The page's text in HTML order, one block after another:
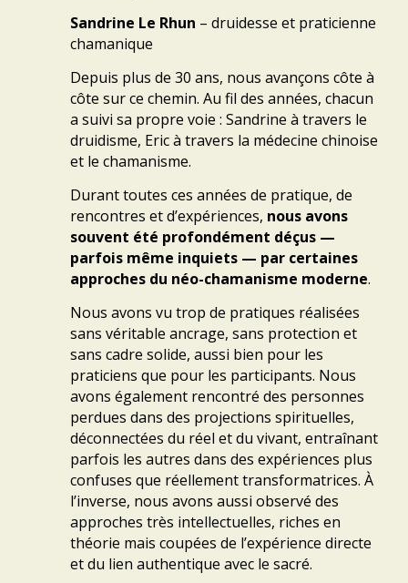
Sandrine Le Rhun – druidesse et praticienne
chamanique
Depuis plus de 30 ans, nous avançons côte à
côte sur ce chemin. Au fil des années, chacun
a suivi sa propre voie : Sandrine à travers le
druidisme, Eric à travers la médecine chinoise
et le chamanisme.
Durant toutes ces années de pratique, de
rencontres et d’expériences, nous avons
souvent été profondément déçus —
parfois même inquiets — par certaines
approches du néo-chamanisme moderne.
Nous avons vu trop de pratiques réalisées
sans véritable ancrage, sans protection et
sans cadre solide, aussi bien pour les
praticiens que pour les participants. Nous
avons également rencontré des personnes
perdues dans des projections spirituelles,
déconnectées du réel et du vivant, entraînant
parfois les autres dans des expériences plus
confuses que réellement transformatrices. À
l’inverse, nous avons aussi observé des
approches très intellectuelles, riches en
théorie mais coupées de l’expérience directe
et du lien authentique avec le sacré.